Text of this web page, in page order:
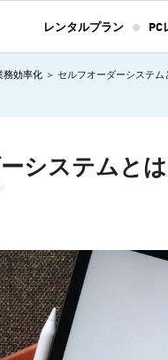
レンタルプラン PC
務効率化 セルフオーダーシステ
システムと